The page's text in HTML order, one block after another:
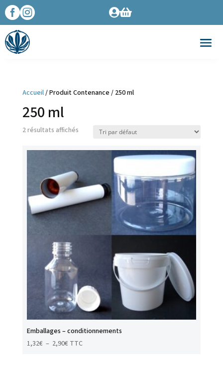
 
Accueil/ Produit Contenance / 250 ml
250 ml
2 résultats affichés
Emballages – conditionnements
1,32€ – 2,90€Plage
TTC